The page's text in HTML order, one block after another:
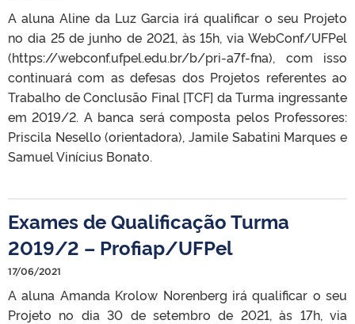
A aluna Aline da Luz Garcia irá qualificar o seu Projeto
no dia 25 de junho de 2021, às 15h, via WebConf/UFPel
(https://webconf.ufpel.edu.br/b/pri-a7f-fna), com isso
continuará com as defesas dos Projetos referentes ao
Trabalho de Conclusão Final [TCF] da Turma ingressante
em 2019/2. A banca será composta pelos Professores:
Priscila Nesello (orientadora), Jamile Sabatini Marques e
Samuel Vinícius Bonato.
Exames de Qualificação Turma
2019/2 – Profiap/UFPel
17/06/2021
A aluna Amanda Krolow Norenberg irá qualificar o seu
Projeto no dia 30 de setembro de 2021, às 17h, via